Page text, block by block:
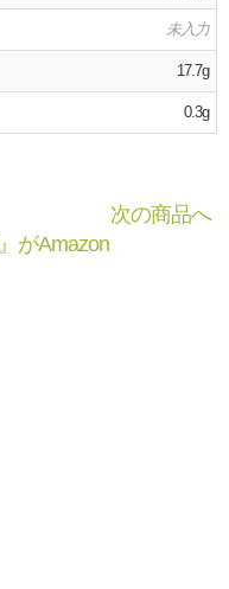
未入力
17.7g
0.3g
次の商品へ
がAmazon